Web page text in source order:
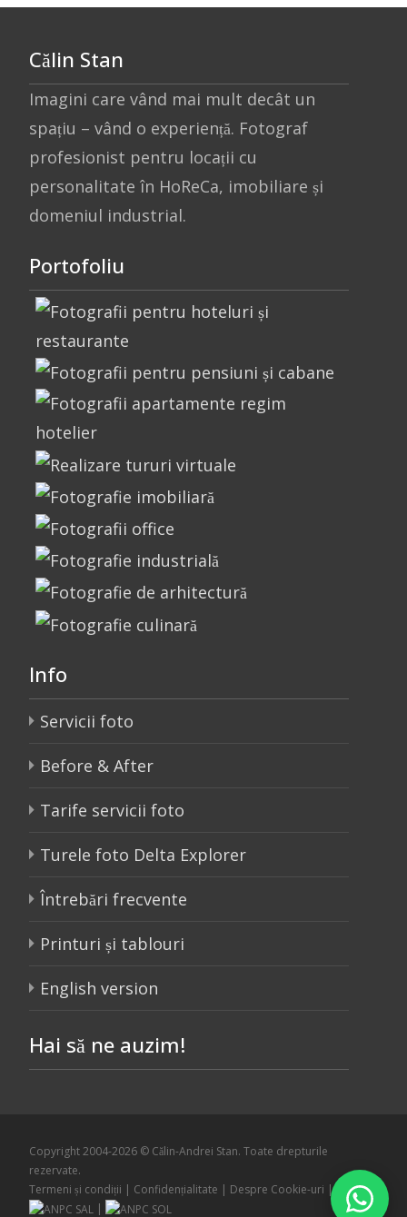
Călin Stan
Imagini care vând mai mult decât un
spațiu – vând o experiență. Fotograf
profesionist pentru locații cu
personalitate în HoReCa, imobiliare și
domeniul industrial.
Portofoliu
Info
Servicii foto
Before & After
Tarife servicii foto
Turele foto Delta Explorer
Întrebări frecvente
Printuri și tablouri
English version
Hai să ne auzim!
Copyright 2004-2026 © Călin-Andrei Stan. Toate drepturile
rezervate.
Termeni și condiții | Confidențialitate | Despre Cookie-uri |
|